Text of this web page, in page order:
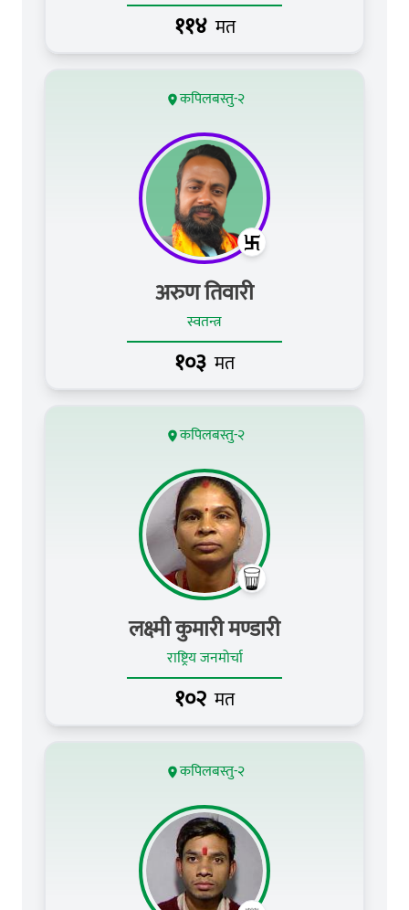
११४ मत
कपिलबस्तु-२
अरुण तिवारी
स्वतन्त्र
१०३ मत
कपिलबस्तु-२
लक्ष्मी कुमारी मण्डारी
राष्ट्रिय जनमोर्चा
१०२ मत
कपिलबस्तु-२